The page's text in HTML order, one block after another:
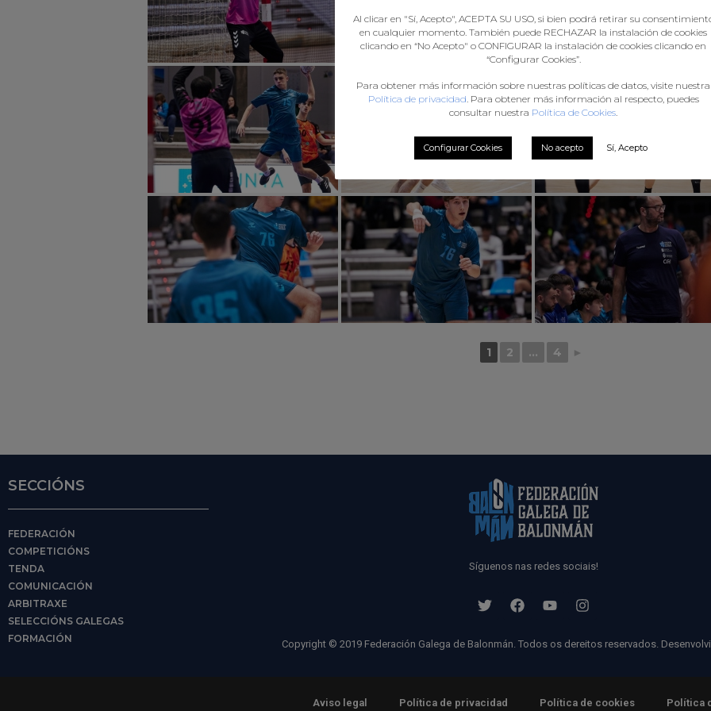
1 2 ... 4 ►
SECCIÓNS
FEDERACIÓN
COMPETICIÓNS
TENDA
COMUNICACIÓN
ARBITRAXE
SELECCIÓNS GALEGAS
FORMACIÓN
Síguenos nas redes sociais!
Copyright © 2019 Federación Galega de Balonmán. Todos os dereitos reservados.
Aviso legal Política de privacidad Política de cookies Política
Al clicar en "Sí, Acepto", ACEPTA SU USO, si bien podrá retirar su
en cualquier momento. También puede RECHAZAR la instalación de cookies
clicando en “No Acepto" o CONFIGURAR la instalación de cookies clicando en
“Configurar Cookies”.
Para obtener más información sobre nuestras políticas de datos, visite nuestra
Política de privacidad. Para obtener más información al respecto, puedes
consultar nuestra Política de Cookies.
Configurar Cookies No acepto Sí, Acepto